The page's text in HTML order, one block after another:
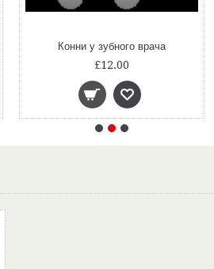
Конни у зубного врача
£12.00